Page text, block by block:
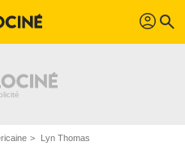
profil search
Lyn Thomas